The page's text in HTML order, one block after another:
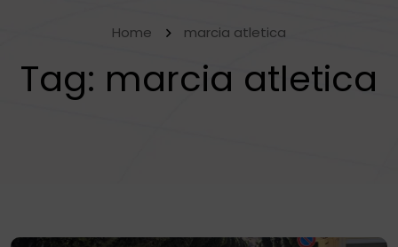
Home marcia atletica
Tag: marcia atletica